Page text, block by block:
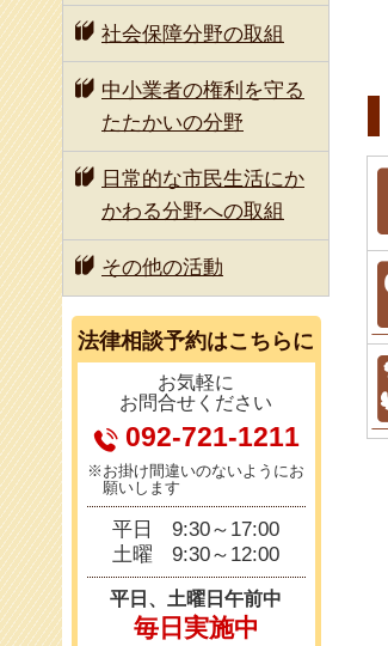
社会保障分野の取組
中小業者の権利を守る
たたかいの分野
日常的な市民生活にか
かわる分野への取組
その他の活動
法律相談予約はこちらに
お気軽に
お問合せください
092-721-1211
※お掛け間違いのないようにお
願いします
平日
9:30～17:00
土曜
9:30～12:00
平日、土曜日午前中
毎日実施中